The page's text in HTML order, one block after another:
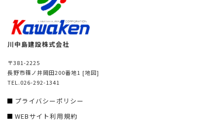
川中島建設株式会社
〒381-2225
長野市篠ノ井岡田200番地1 [地図]
TEL.026-292-1341
プライバシーポリシー
WEBサイト利用規約